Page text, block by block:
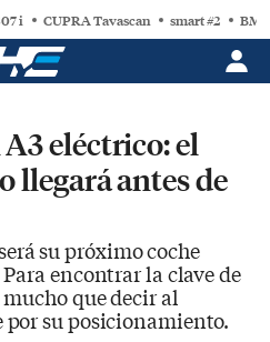
i CUPRA Tavascan smart #2
eléctrico: el
llegará antes de
su próximo coche
encontrar la clave de
que decir al
por su posicionamiento.